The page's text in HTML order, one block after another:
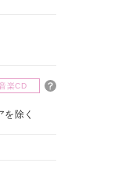
楽CD
除く